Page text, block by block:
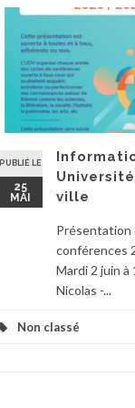
PUBLIÉ LE
25
MAI
ville
Présentation
conférences
Mardi 2 juin à
Nicolas -...
Non classé